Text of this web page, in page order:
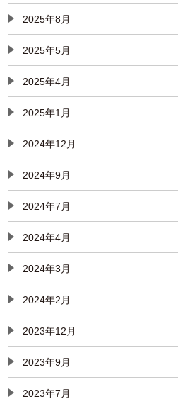
2025年8月
2025年5月
2025年4月
2025年1月
2024年12月
2024年9月
2024年7月
2024年4月
2024年3月
2024年2月
2023年12月
2023年9月
2023年7月